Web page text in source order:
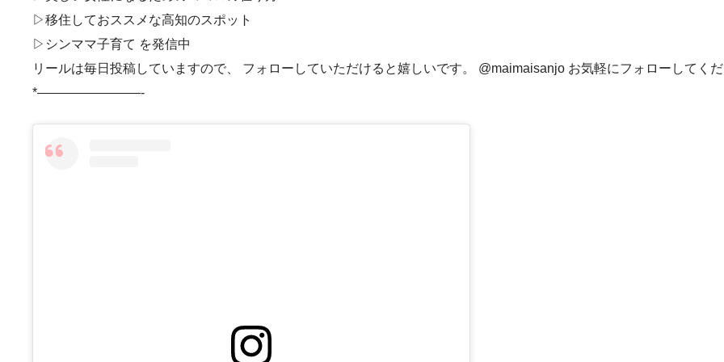
▷移住しておススメな高知のスポット
▷シンママ子育て を発信中
リールは毎日投稿していますので、 フォローしていただけると嬉しいです。 @maimaisanjo お気軽にフォローしてく
*————————-